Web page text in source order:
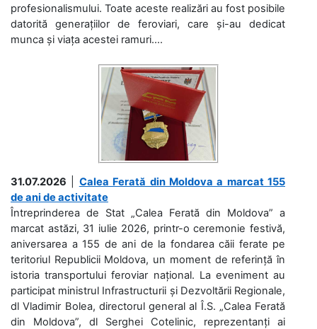
profesionalismului. Toate aceste realizări au fost posibile
datorită generațiilor de feroviari, care și-au dedicat
munca și viața acestei ramuri....
31.07.2026
Calea Ferată din Moldova a marcat 155
de ani de activitate
Întreprinderea de Stat „Calea Ferată din Moldova” a
marcat astăzi, 31 iulie 2026, printr-o ceremonie festivă,
aniversarea a 155 de ani de la fondarea căii ferate pe
teritoriul Republicii Moldova, un moment de referință în
istoria transportului feroviar național. La eveniment au
participat ministrul Infrastructurii și Dezvoltării Regionale,
dl Vladimir Bolea, directorul general al Î.S. „Calea Ferată
din Moldova”, dl Serghei Cotelinic, reprezentanți ai